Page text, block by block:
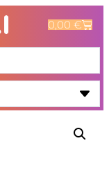
0,00€